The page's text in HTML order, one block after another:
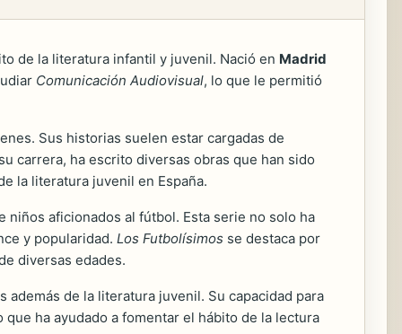
de la literatura infantil y juvenil. Nació en Madrid
Comunicación Audiovisual, lo que le permitió
Sus historias suelen estar cargadas de
carrera, ha escrito diversas obras que han sido
la literatura juvenil en España.
niños aficionados al fútbol. Esta serie no solo ha
y popularidad. Los Futbolísimos se destaca por
diversas edades.
de la literatura juvenil. Su capacidad para
ha ayudado a fomentar el hábito de la lectura